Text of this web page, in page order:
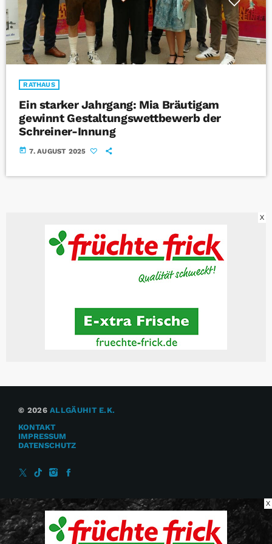
RATHAUS
Ein starker Jahrgang: Mia Bräutigam
gewinnt Gestaltungswettbewerb der
Schreiner-Innung
today 7. AUGUST 2025
X
© 2026ALLGÄUHIT E.K.
KONTAKT
IMPRESSUM
DATENSCHUTZ
X